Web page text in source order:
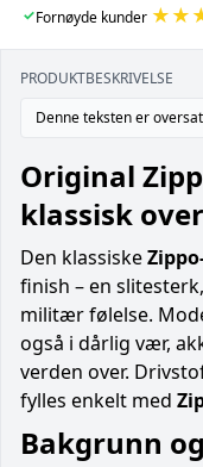
✓Fornøyde kunder
PRODUKTBESKRIVELSE
Denne teksten er
Original
klassisk
Den klassiske
finish – en
militær følelse.
også i dårlig vær,
verden over.
fylles enkelt med
Bakgrunn